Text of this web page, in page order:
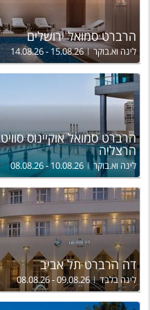
טיסות לחו"ל
מלונות בחו"ל
Русский
קרוז
מגזין אשת
שירות לקוחות
טופס צור קשר
תקנון
נגישות
עקבו אחרינו
הרברט סמואל ירושלים
לינה וא.בוקר 14.08.26 - 15.08.26
הרברט סמואל אוקיינוס סוויט
הרצליה
לינה וא.בוקר 08.08.26 - 10.08.26
דה הרברט תל אביב
לינה בלבד 08.08.26 - 09.08.26